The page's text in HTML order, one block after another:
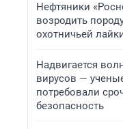
Нефтяники
возродить
охотничьей
Надвигается
вирусов —
потребовали
безопасность